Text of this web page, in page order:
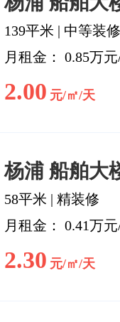
139平米 | 中等装修
月租金： 0.85万
2.00 元/㎡/天
杨浦 船舶大
58平米 | 精装修
月租金： 0.41万
2.30 元/㎡/天